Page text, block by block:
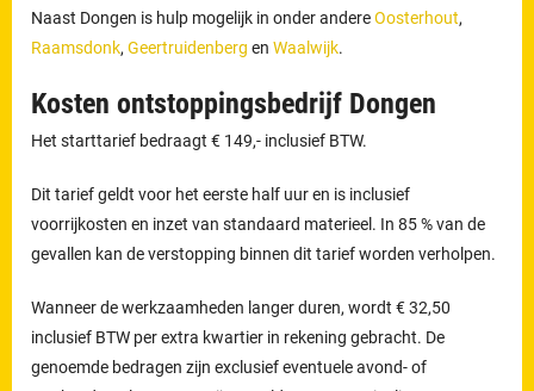
Naast Dongen is hulp mogelijk in onder andereOosterhout,
Raamsdonk,Geertruidenberg enWaalwijk.
Kosten ontstoppingsbedrijf Dongen
Het starttarief bedraagt € 149,- inclusief BTW.
Dit tarief geldt voor het eerste half uur en is inclusief
voorrijkosten en inzet van standaard materieel. In 85 % van de
gevallen kan de verstopping binnen dit tarief worden verholpen.
Wanneer de werkzaamheden langer duren, wordt € 32,50
inclusief BTW per extra kwartier in rekening gebracht. De
genoemde bedragen zijn exclusief eventuele avond- of